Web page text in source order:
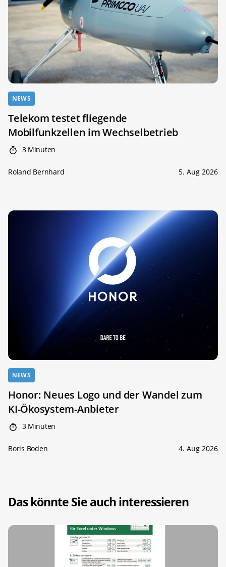
NEWS
Telekom testet fliegende
Mobilfunkzellen im Wechselbetrieb
3 Minuten
Roland Bernhard 5. Aug 2026
NEWS
Honor: Neues Logo und der Wandel zum
KI-Ökosystem-Anbieter
3 Minuten
Boris Boden 4. Aug 2026
Das könnte Sie auch interessieren